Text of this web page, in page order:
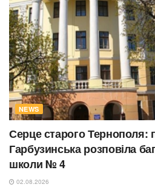
NEWS
Серце старого Тернополя:
Гарбузинська розповіла
школи № 4
02.08.2026